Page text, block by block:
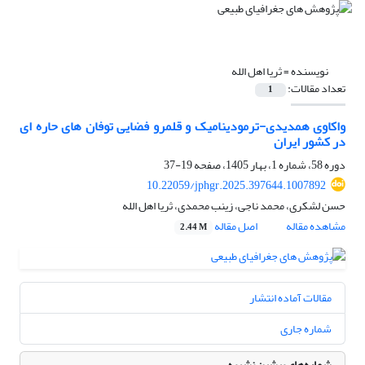
نویسنده =ثریا اهل الله
تعداد مقالات: 1
واکاوی همدیدی-ترمودینامیک و قلمرو فضایی توفان های حاره ای
در کشور ایران
دوره 58، شماره 1، بهار 1405، صفحه
19-37
10.22059/jphgr.2025.397644.1007892
حسن لشکری، محمد ناجی، زینب محمدی، ثریا اهل الله
مشاهده مقاله
اصل مقاله 2.44 M
مقالات آماده انتشار
شماره جاری